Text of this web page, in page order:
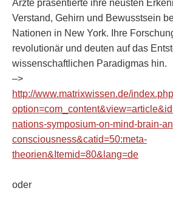
Ärzte präsentierte ihre neusten
Verstand, Gehirn und Bewusstsein
Nationen in New York. Ihre
revolutionär und deuten auf das
wissenschaftlichen Paradigmas hin.
–>
http://www.matrixwissen.de/
nations-symposium-on-mind-brain-
consciousness&catid=50:meta-
theorien&Itemid=80&lang=de
oder